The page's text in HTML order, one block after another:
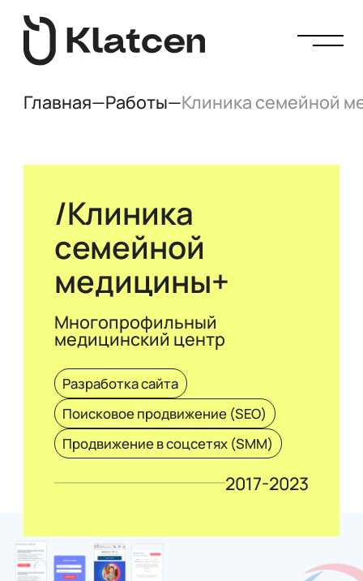
Главная—Работы—Клиника семейной
Клиника
семейной
медицины+
Многопрофильный
медицинский центр
Разработка сайта
Поисковое продвижение (SEO)
Продвижение в соцсетях (SMM)
2017-2023